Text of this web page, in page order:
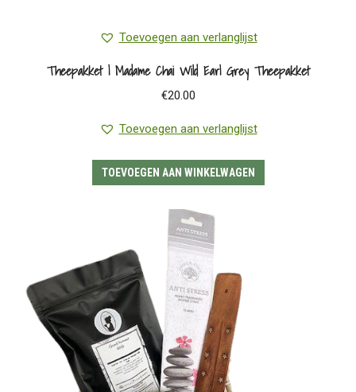
Toevoegen aan verlanglijst
Theepakket | Madame Chai Wild Earl Grey Theepakket
€20.00
Toevoegen aan verlanglijst
TOEVOEGEN AAN WINKELWAGEN